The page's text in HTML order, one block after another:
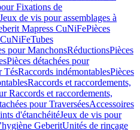
Fixations de
Jeux de vis pour assemblages à
Mapress CuNiFePièces
Tubes
pour ManchonsRéductionsPièces
Pièces détachées pour
TésRaccords indémontablesPièces
Raccords et raccordements,
Raccords et raccordements,
pour TraverséesAccessoires
d'étanchéitéJeux de vis pour
GeberitUnités de rinçage